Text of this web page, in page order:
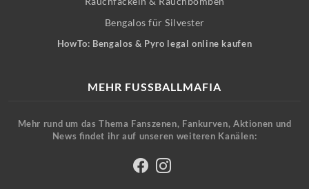
Bengalos für Silvester
HowTo: Bengalos & Pyro legal online kaufen
MEHR FUSSBALLMAFIA
Mehr rund um das Thema Fanszenen, Fankurven, Aktionen und
News findet ihr auf unseren weiteren Kanälen: